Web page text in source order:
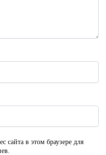
сайта в этом браузере для